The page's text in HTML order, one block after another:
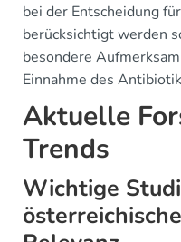
bei der Entscheidung
berücksichtigt werden
besondere
Einnahme des
Aktuelle
Trends
Wichtige